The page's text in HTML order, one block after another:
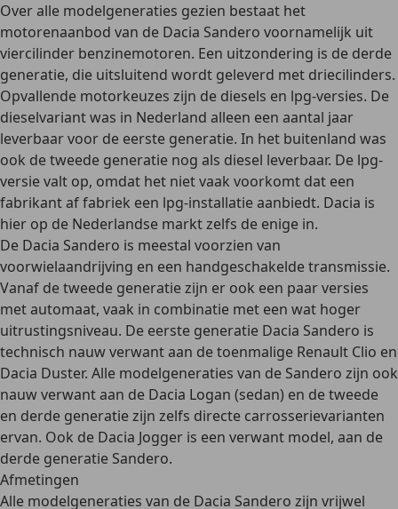
Over alle modelgeneraties gezien bestaat het
motorenaanbod van de Dacia Sandero voornamelijk uit
viercilinder benzinemotoren. Een uitzondering is de derde
generatie, die uitsluitend wordt geleverd met driecilinders.
Opvallende motorkeuzes zijn de diesels en lpg-versies. De
dieselvariant was in Nederland alleen een aantal jaar
leverbaar voor de eerste generatie. In het buitenland was
ook de tweede generatie nog als diesel leverbaar. De lpg-
versie valt op, omdat het niet vaak voorkomt dat een
fabrikant af fabriek een lpg-installatie aanbiedt. Dacia is
hier op de Nederlandse markt zelfs de enige in.
De Dacia Sandero is meestal voorzien van
voorwielaandrijving en een handgeschakelde transmissie.
Vanaf de tweede generatie zijn er ook een paar versies
met automaat, vaak in combinatie met een wat hoger
uitrustingsniveau. De eerste generatie Dacia Sandero is
technisch nauw verwant aan de toenmalige Renault Clio en
Dacia Duster. Alle modelgeneraties van de Sandero zijn ook
nauw verwant aan de Dacia Logan (sedan) en de tweede
en derde generatie zijn zelfs directe carrosserievarianten
ervan. Ook de Dacia Jogger is een verwant model, aan de
derde generatie Sandero.
Afmetingen
Alle modelgeneraties van de Dacia Sandero zijn vrijwel